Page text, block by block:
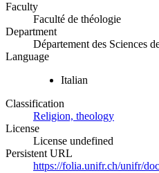
Faculty
Faculté de théologie
Department
Département des Sciences
Language
Italian
Classification
Religion, theology
License
License undefined
Persistent URL
https://folia.unifr.ch/unifr/